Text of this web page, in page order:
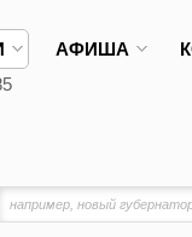
АФИША